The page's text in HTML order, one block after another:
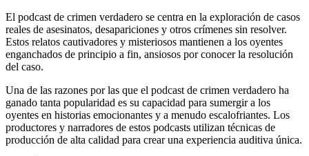
El podcast de crimen verdadero se centra en la exploración de casos
reales de asesinatos, desapariciones y otros crímenes sin resolver.
Estos relatos cautivadores y misteriosos mantienen a los oyentes
enganchados de principio a fin, ansiosos por conocer la resolución
del caso.
Una de las razones por las que el podcast de crimen verdadero ha
ganado tanta popularidad es su capacidad para sumergir a los
oyentes en historias emocionantes y a menudo escalofriantes. Los
productores y narradores de estos podcasts utilizan técnicas de
producción de alta calidad para crear una experiencia auditiva única.